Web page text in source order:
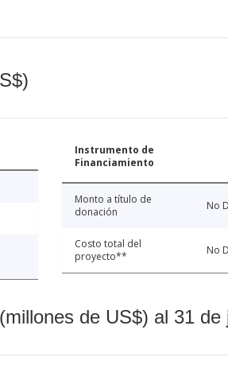
Instrumento de
Financiamiento
Monto a título de
donación
No
Costo total del
proyecto**
No
de US$) al 31 de